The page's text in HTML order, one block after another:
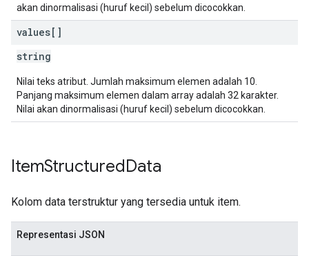
akan dinormalisasi (huruf kecil) sebelum dicocokkan.
values[]
string
Nilai teks atribut. Jumlah maksimum elemen adalah 10.
Panjang maksimum elemen dalam array adalah 32 karakter.
Nilai akan dinormalisasi (huruf kecil) sebelum dicocokkan.
ItemStructuredData
Kolom data terstruktur yang tersedia untuk item.
Representasi JSON